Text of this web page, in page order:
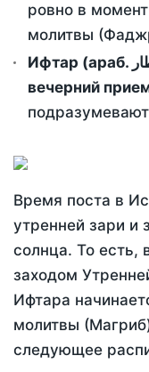
ровно в
молитвы
Ифтар (араб. إفطار) — разговение - это
вечерний
Время поста в
утренней зари и
солнца. То есть,
заходом
Ифтара
молитвы
следующее